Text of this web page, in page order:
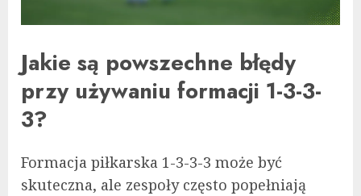
Jakie są powszechne błędy
przy używaniu formacji 1-3-3-
3?
Formacja piłkarska 1-3-3-3 może być
skuteczna, ale zespoły często popełniają